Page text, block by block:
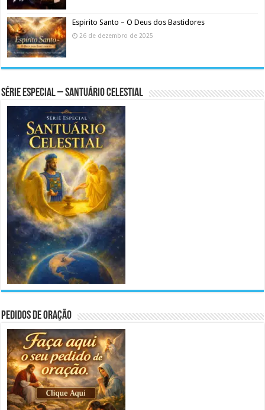
Espirito Santo – O Deus dos Bastidores
26 de dezembro de 2025
Série Especial – Santuário Celestial
Pedidos de Oração